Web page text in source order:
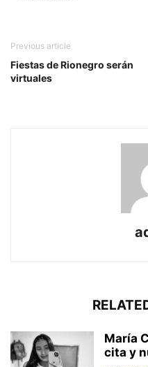
Previous article
Fiestas de Rionegro serán
virtuales
María
cita y